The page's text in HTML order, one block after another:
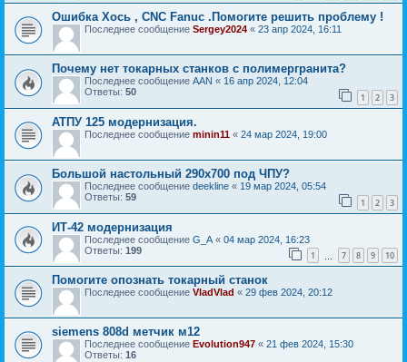
Ошибка Хось , CNC Fanuc .Помогите решить проблему !
Последнее сообщение Sergey2024 « 23 апр 2024, 16:11
Почему нет токарных станков с полимергранита?
Последнее сообщение AAN « 16 апр 2024, 12:04
Ответы: 50 1 2 3
АТПУ 125 модернизация.
Последнее сообщение minin11 « 24 мар 2024, 19:00
Большой настольный 290х700 под ЧПУ?
Последнее сообщение deekline « 19 мар 2024, 05:54
Ответы: 59 1 2 3
ИТ-42 модернизация
Последнее сообщение G_A « 04 мар 2024, 16:23
Ответы: 199 1 7 8 9 10
Помогите опознать токарный станок
Последнее сообщение VladVlad « 29 фев 2024, 20:12
siemens 808d метчик м12
Последнее сообщение Evolution947 « 21 фев 2024, 15:30
Ответы: 16